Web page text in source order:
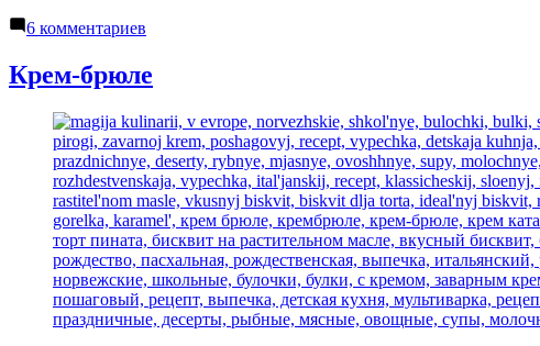
палочке»
6 комментариев
на
Крем-брюле